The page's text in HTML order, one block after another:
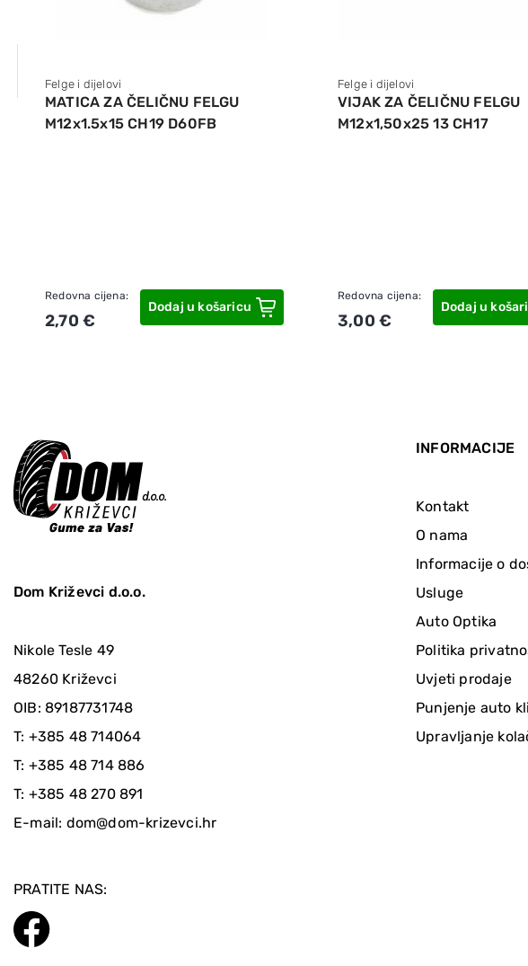
Felge i dijelovi
MATICA ZA ČELIČNU FELGU
M12x1.5x15 CH19 D60FB
Redovna cijena:
2,70 €
Dodaj u košaricu
Felge i dijelovi
VIJAK ZA ČELIČNU FELGU
M12x1,50x25 13 CH17
Redovna cijena:
3,00 €
Dodaj u
Dom Križevci d.o.o.
Nikole Tesle 49
48260 Križevci
OIB: 89187731748
T: +385 48 714064
T: +385 48 714 886
T: +385 48 270 891
E-mail: dom@dom-krizevci.hr
PRATITE NAS:
INFORMACIJE
Kontakt
O nama
Informacije o
Usluge
Auto Optika
Politika
Uvjeti prodaje
Punjenje auto
Upravljanje